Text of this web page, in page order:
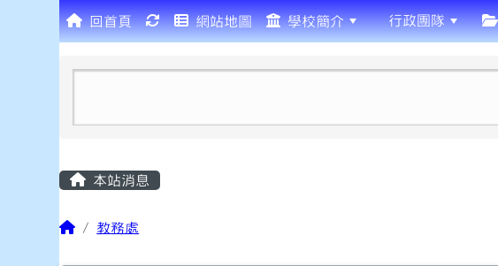
回首頁 網站地圖 學校簡介 行政團隊
本站消息
教務處